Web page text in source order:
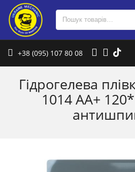
+38 (095) 107 80 08
Гідрогелева
1014 AA+